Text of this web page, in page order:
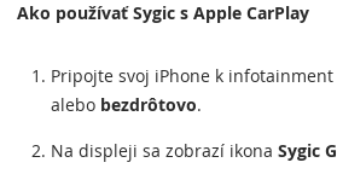
Ako používať Sygic s Apple CarPlay
Pripojte svoj iPhone k
alebo bezdrôtovo.
Na displeji sa zobrazí ikona Sygic